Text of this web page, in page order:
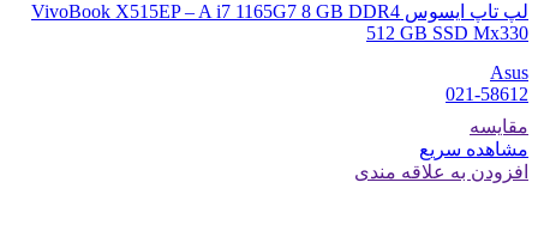
لپ تاپ ایسوس VivoBook X515EP – A i7 1165G7 8 GB DDR4
512 GB SSD Mx330
Asus
021-58612
مقایسه
مشاهده سریع
افزودن به علاقه مندی